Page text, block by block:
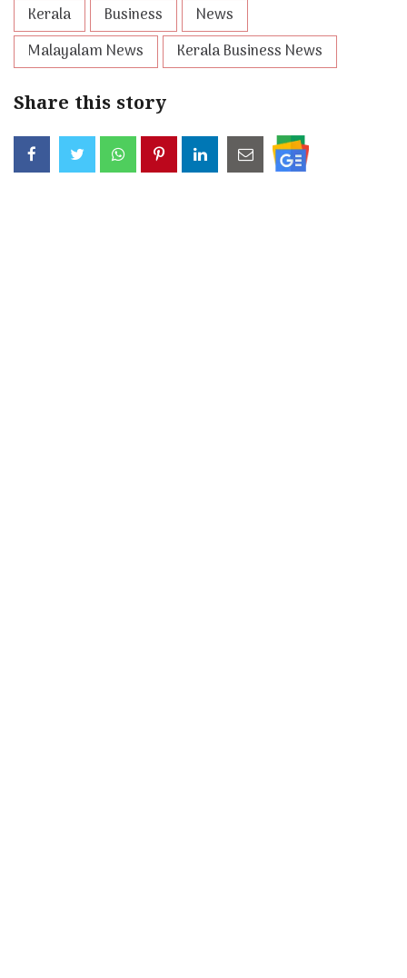
Kerala Business
News
Malayalam News
Kerala Business News
Share this story